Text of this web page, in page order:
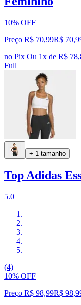
10% OFF
Preço R$ 70,99R$ 70,
no Pix Ou 1x de R$
Full
+ 1 tamanho
Top Adidas
5.0
(4)
10% OFF
Preço R$ 98,99R$ 98,